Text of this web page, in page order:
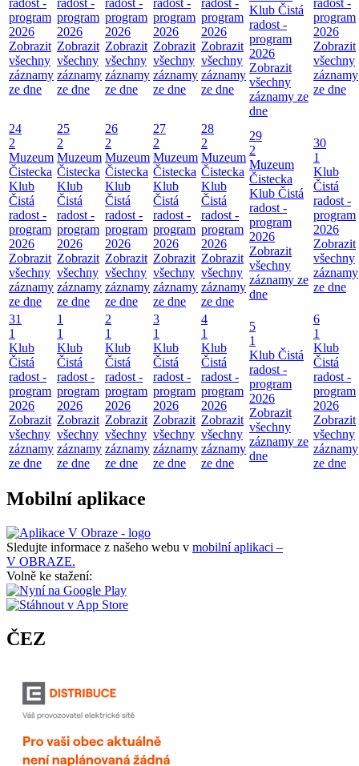
program
2026
Zobrazit
všechny
záznamy
ze dne
program
2026
Zobrazit
všechny
záznamy
ze dne
program
2026
Zobrazit
všechny
záznamy
ze dne
program
2026
Zobrazit
všechny
záznamy
ze dne
program
2026
Zobrazit
všechny
záznamy
ze dne
Klub Čistá
radost -
program
2026
Zobrazit
všechny
záznamy ze
dne
program
2026
Zobrazit
všechny
záznamy
ze dne
24
2
Muzeum
Čistecka
Klub
Čistá
radost -
program
2026
Zobrazit
všechny
záznamy
ze dne
25
2
Muzeum
Čistecka
Klub
Čistá
radost -
program
2026
Zobrazit
všechny
záznamy
ze dne
26
2
Muzeum
Čistecka
Klub
Čistá
radost -
program
2026
Zobrazit
všechny
záznamy
ze dne
27
2
Muzeum
Čistecka
Klub
Čistá
radost -
program
2026
Zobrazit
všechny
záznamy
ze dne
28
2
Muzeum
Čistecka
Klub
Čistá
radost -
program
2026
Zobrazit
všechny
záznamy
ze dne
29
2
Muzeum
Čistecka
Klub Čistá
radost -
program
2026
Zobrazit
všechny
záznamy ze
dne
30
1
Klub
Čistá
radost -
program
2026
Zobrazit
všechny
záznamy
ze dne
31
1
Klub
Čistá
radost -
program
2026
Zobrazit
všechny
záznamy
ze dne
1
1
Klub
Čistá
radost -
program
2026
Zobrazit
všechny
záznamy
ze dne
2
1
Klub
Čistá
radost -
program
2026
Zobrazit
všechny
záznamy
ze dne
3
1
Klub
Čistá
radost -
program
2026
Zobrazit
všechny
záznamy
ze dne
4
1
Klub
Čistá
radost -
program
2026
Zobrazit
všechny
záznamy
ze dne
5
1
Klub Čistá
radost -
program
2026
Zobrazit
všechny
záznamy ze
dne
6
1
Klub
Čistá
radost -
program
2026
Zobrazit
všechny
záznamy
ze dne
Mobilní aplikace
Sledujte informace z našeho webu v mobilní aplikaci –
V OBRAZE.
Volně ke stažení:
ČEZ